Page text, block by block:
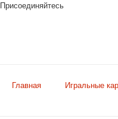
Присоединяйтесь
Главная Игральные